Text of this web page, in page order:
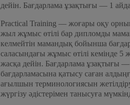
дейін. Бағдарлама ұзақтығы — 1
Practical Training — жоғары оқу
жыл жұмыс өтілі бар дипломды
келмейтін мамандық бойынша
саласындағы жұмыс өтілі кемінде
жасқа дейін. Бағдарлама ұзақтығы
бағдарламасына қатысу саған
ағылшын терминологиясын
жүргізу әдістерімен танысуға